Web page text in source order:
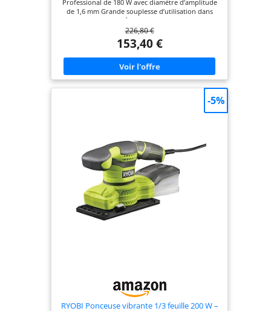
Professional de 180 W avec diamètre d’amplitude
de 1,6 mm Grande souplesse d’utilisation dans
chaque situation grâce aux plateaux de ponçage
interchangeables Travail sans poussière grâce au
raccordement direct du boîtier microfiltre
Changement facile du papier abrasif grâce au
système auto-agrippant et au système de serrage
innovant Livré avec : GSS 160-1 A Multi, gabarit de
perforation, boîtier microfiltre, 3 feuilles
abrasives, 3 plateaux de ponçage
226,80 €
153,40 €
RYOBI Ponceuse vibrante 1/3 feuille 200 W –
-5%